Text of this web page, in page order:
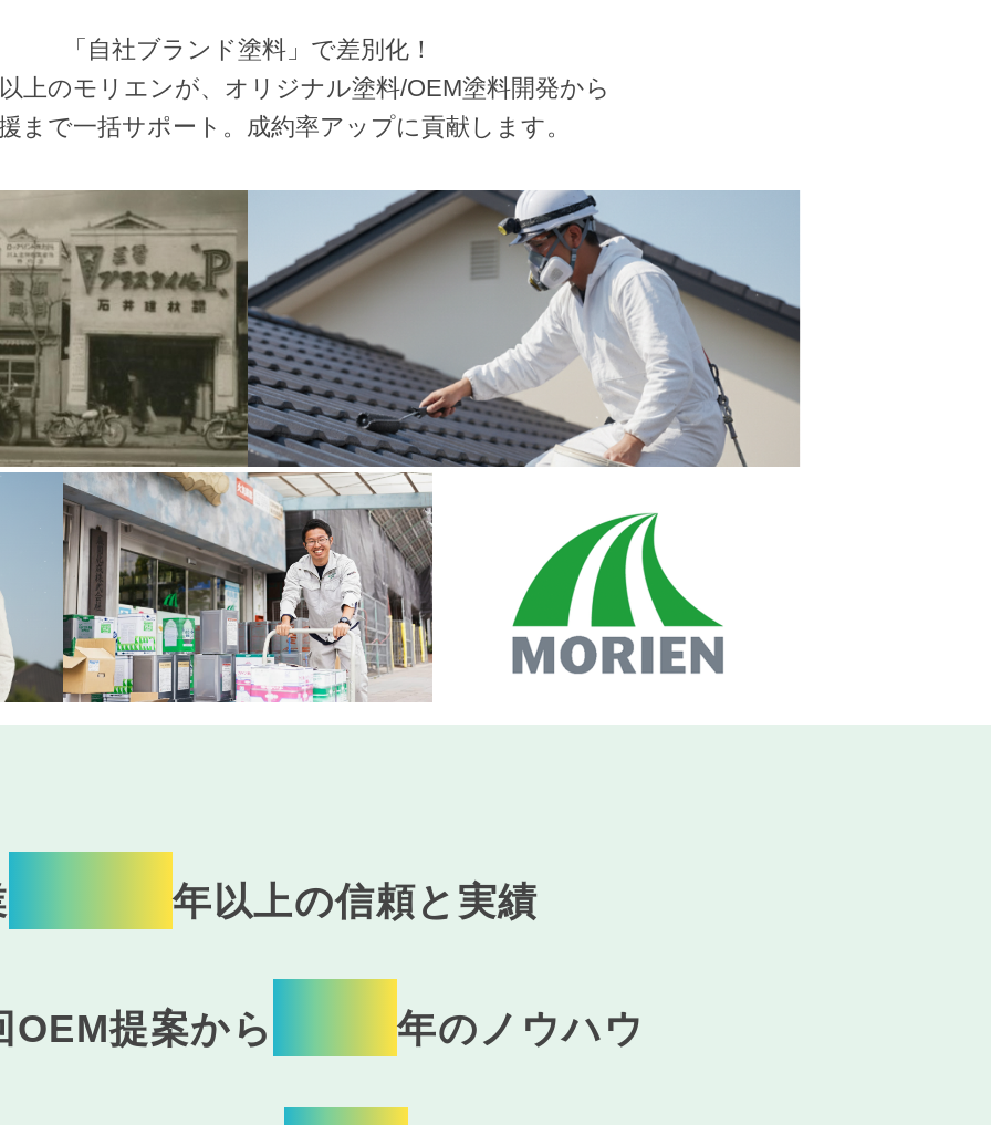
「自社ブランド塗料」で差別化！
上のモリエンが、オリジナル塗料/OEM塗料開発から
まで一括サポート。成約率アップに貢献します。
年以上の信頼と 実績
OEM提案から 年のノウハウ